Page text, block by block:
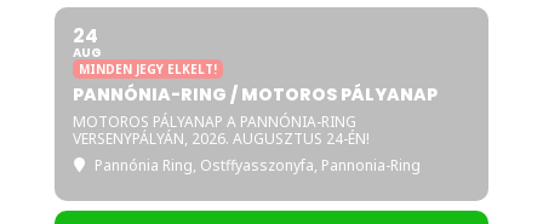
24
AUG
MINDEN JEGY ELKELT!
PANNÓNIA-RING / MOTOROS PÁLYANAP
MOTOROS PÁLYANAP A PANNÓNIA-RING
VERSENYPÁLYÁN, 2026. AUGUSZTUS 24-ÉN!
Pannónia Ring, Ostffyasszonyfa, Pannonia-Ring